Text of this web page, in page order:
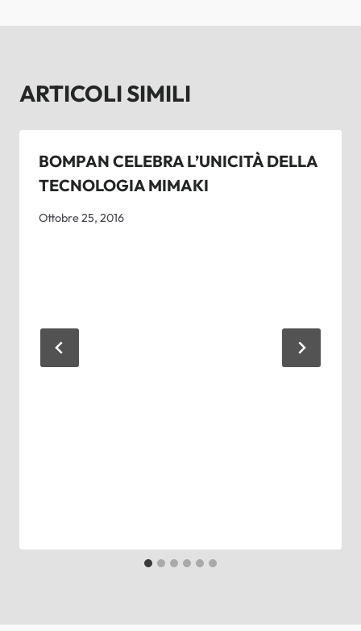
ARTICOLI SIMILI
BOMPAN CELEBRA L’UNICITÀ DELLA
TECNOLOGIA MIMAKI
Ottobre 25, 2016